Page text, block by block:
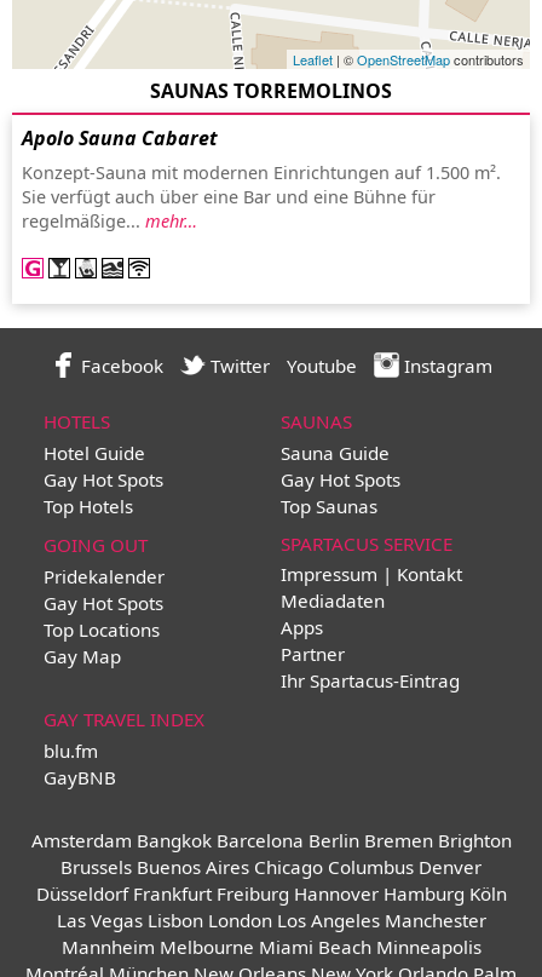
Leaflet | ©OpenStreetMapcontributors
SAUNAS TORREMOLINOS
Apolo Sauna Cabaret
Konzept-Sauna mit modernen Einrichtungen auf 1.500 m².
Sie verfügt auch über eine Bar und eine Bühne für
regelmäßige... mehr…
Facebook Twitter Youtube Instagram
HOTELS
Hotel Guide
Gay Hot Spots
Top Hotels
SAUNAS
Sauna Guide
Gay Hot Spots
Top Saunas
GOING OUT
Pridekalender
Gay Hot Spots
Top Locations
Gay Map
SPARTACUS SERVICE
Impressum | Kontakt
Mediadaten
Apps
Partner
Ihr Spartacus-Eintrag
GAY TRAVEL INDEX
blu.fm
GayBNB
Amsterdam Bangkok Barcelona Berlin Bremen Brighton
Brussels Buenos Aires Chicago Columbus Denver
Düsseldorf Frankfurt Freiburg Hannover Hamburg Köln
Las Vegas Lisbon London Los Angeles Manchester
Mannheim Melbourne Miami Beach Minneapolis